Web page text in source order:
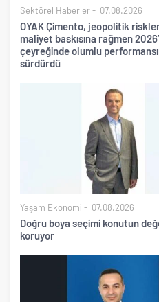
Sektörel Haberler 07.08.2026
OYAK Çimento, jeopolitik
maliyet baskısına rağmen
çeyreğinde olumlu
sürdürdü
Yaşam Ekonomi 07.08.2026
Doğru boya seçimi konutun
koruyor